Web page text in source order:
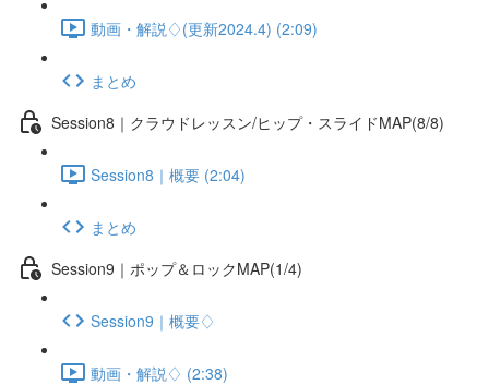
動画・解説♢(更新2024.4) (2:09)
まとめ
Session8｜クラウドレッスン/ヒップ・スライドMAP(8/8)
Session8｜概要 (2:04)
まとめ
Session9｜ポップ＆ロックMAP(1/4)
Session9｜概要♢
動画・解説♢ (2:38)